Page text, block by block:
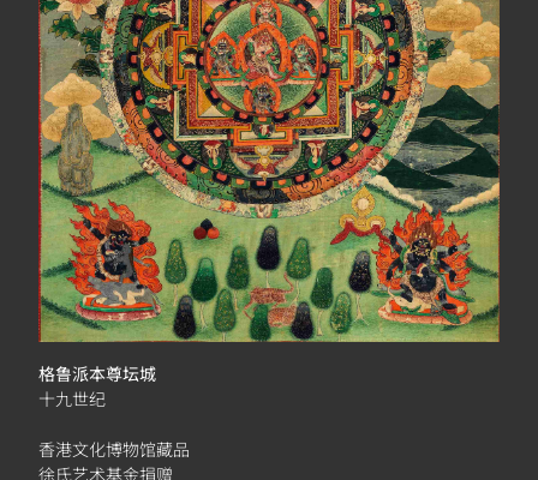
格鲁派本尊坛城
十九世纪
香港文化博物馆藏品
徐氏艺术基金捐赠